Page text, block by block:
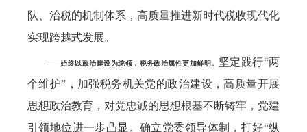
队、治税的机制体系，高质量推进新时代税收现代化
实现跨越式发展。
——始终以政治建设为统领，税务政治属性更加鲜明。
坚定践行“两
个维护”，加强税务机关党的政治建设，高质量开展
思想政治教育，对党忠诚的思想根基不断铸牢，党建
引领地位进一步凸显。确立党委领导体制，打好“纵